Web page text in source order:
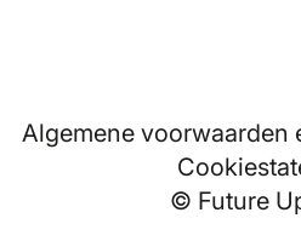
Algemene voorwaarden
© Future